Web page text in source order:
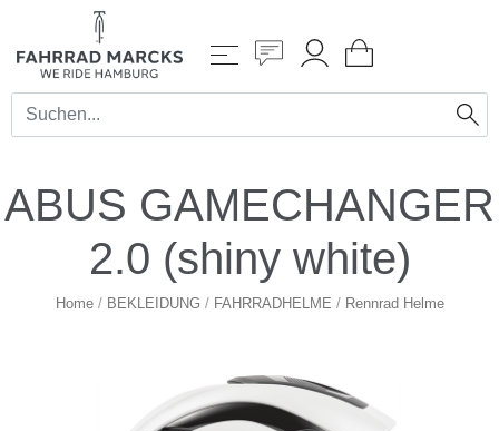
ABUS GAMECHANGER
2.0 (shiny white)
Home/ BEKLEIDUNG / FAHRRADHELME / Rennrad Helme